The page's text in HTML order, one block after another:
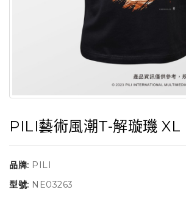
PILI藝術風潮T-解璇璣 XL
品牌: PILI
型號: NE03263